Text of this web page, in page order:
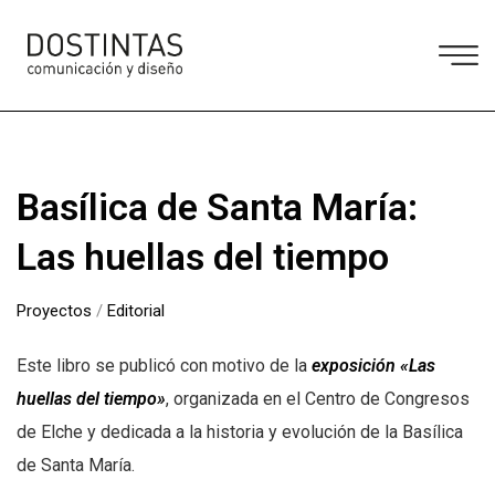
Basílica de Santa María:
Las huellas del tiempo
Proyectos / Editorial
Este libro se publicó con motivo de la exposición «Las
huellas del tiempo», organizada en el Centro de Congresos
de Elche y dedicada a la historia y evolución de la Basílica
de Santa María.